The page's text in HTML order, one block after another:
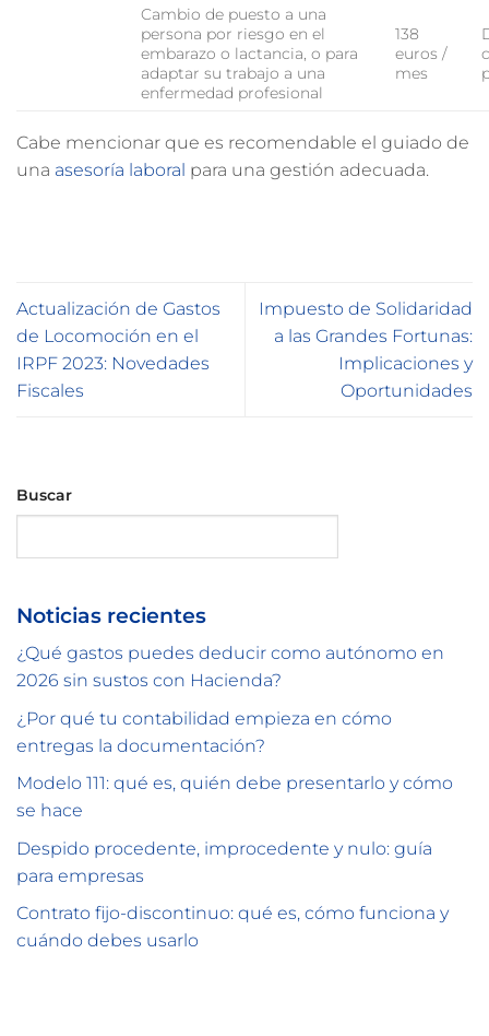
Cambio de puesto a una
persona por riesgo en el
embarazo o lactancia, o para
adaptar su trabajo a una
enfermedad profesional
138
euros /
mes
Cabe mencionar que es recomendable el guiado de
una asesoría laboral para una gestión adecuada.
Actualización de Gastos
de Locomoción en el
IRPF 2023: Novedades
Fiscales
Impuesto de Solidaridad
a las Grandes Fortunas:
Implicaciones y
Oportunidades
Buscar
Noticias recientes
¿Qué gastos puedes deducir como autónomo en
2026 sin sustos con Hacienda?
¿Por qué tu contabilidad empieza en cómo
entregas la documentación?
Modelo 111: qué es, quién debe presentarlo y cómo
se hace
Despido procedente, improcedente y nulo: guía
para empresas
Contrato fijo-discontinuo: qué es, cómo funciona y
cuándo debes usarlo